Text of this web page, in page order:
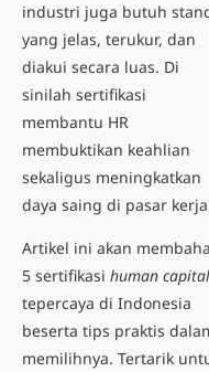
industri juga butuh
yang jelas, terukur, dan
diakui secara luas. Di
sinilah sertifikasi
membantu HR
membuktikan keahlian
sekaligus meningkatkan
daya saing di pasar
Artikel ini akan
5 sertifikasi human capital
tepercaya di Indonesia
beserta tips praktis
memilihnya. Tertarik